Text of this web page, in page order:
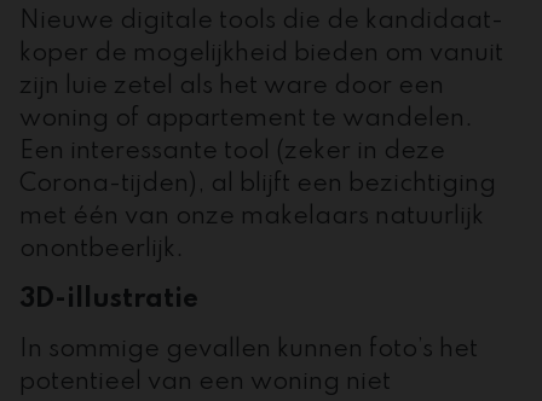
Nieuwe digitale tools die de kandidaat-
koper de mogelijkheid bieden om vanuit
zijn luie zetel als het ware door een
woning of appartement te wandelen.
Een interessante tool (zeker in deze
Corona-tijden), al blijft een bezichtiging
met één van onze makelaars natuurlijk
onontbeerlijk.
3D-illustratie
In sommige gevallen kunnen foto’s het
potentieel van een woning niet